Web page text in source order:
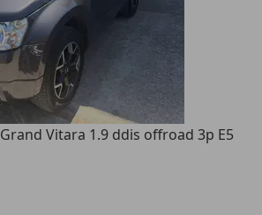
Grand Vitara 1.9 ddis offroad 3p E5